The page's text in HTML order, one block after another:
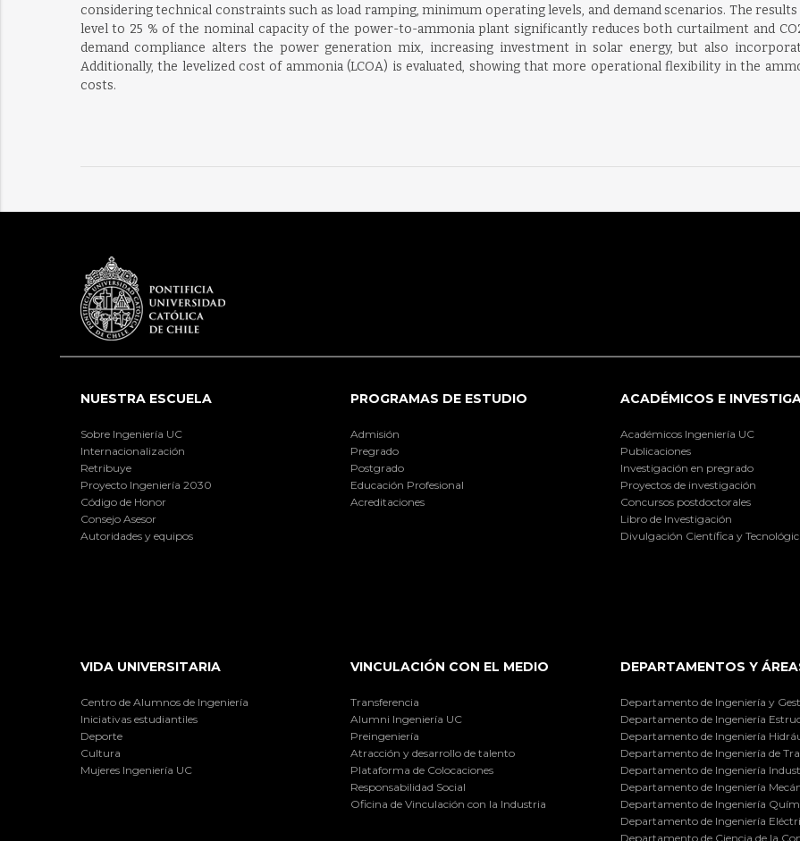
considering technical constraints such as load ramping, minimum operating levels, and demand scenarios. The
level to 25 % of the nominal capacity of the power-to-ammonia plant significantly reduces both curtailment and
demand compliance alters the power generation mix, increasing investment in solar energy, but also
Additionally, the levelized cost of ammonia (LCOA) is evaluated, showing that more operational flexibility in the
costs.
NUESTRA ESCUELA
Sobre Ingeniería UC
Internacionalización
Retribuye
Proyecto Ingeniería 2030
Código de Honor
Consejo Asesor
Autoridades y equipos
PROGRAMAS DE ESTUDIO
Admisión
Pregrado
Postgrado
Educación Profesional
Acreditaciones
ACADÉMICOS E
Académicos Ingeniería UC
Publicaciones
Investigación en pregrado
Proyectos de investigación
Concursos postdoctorales
Libro de Investigación
Divulgación Científica y
VIDA UNIVERSITARIA
Centro de Alumnos de Ingeniería
Iniciativas estudiantiles
Deporte
Cultura
Mujeres Ingeniería UC
VINCULACIÓN CON EL MEDIO
Transferencia
Alumni Ingeniería UC
Preingeniería
Atracción y desarrollo de talento
Plataforma de Colocaciones
Responsabilidad Social
Oficina de Vinculación con la Industria
DEPARTAMENTOS Y
Departamento de Ingeniería y
Departamento de Ingeniería
Departamento de Ingeniería
Departamento de Ingeniería de
Departamento de Ingeniería
Departamento de Ingeniería
Departamento de Ingeniería
Departamento de Ingeniería
Departamento de Ciencia de la